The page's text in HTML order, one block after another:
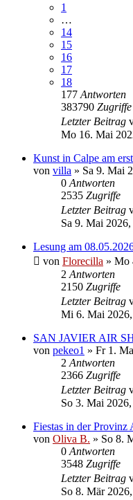
1
…
14
15
16
17
18
177 Antworten
383790 Zugriffe
Letzter Beitrag
Mo 16. Mai
Kunst in Calpe am
von villa » Sa 9. Mai
0 Antworten
2535 Zugriffe
Letzter Beitrag
Sa 9. Mai
Lesung am
von Florecilla » Mo
2 Antworten
2150 Zugriffe
Letzter Beitrag
Mi 6. Mai
SAN JAVIER AIR
von pekeo1 » Fr 1.
2 Antworten
2366 Zugriffe
Letzter Beitrag
So 3. Mai
Fiestas in der
von Oliva B. » So 8.
0 Antworten
3548 Zugriffe
Letzter Beitrag
So 8. Mär